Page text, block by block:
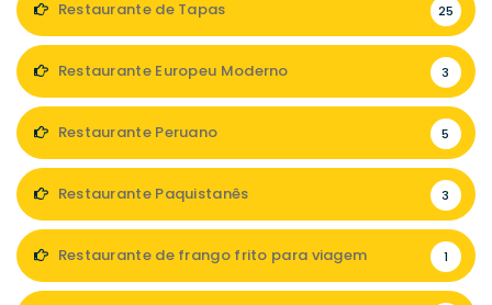
Restaurante de Tapas 25
Restaurante Europeu Moderno 3
Restaurante Peruano 5
Restaurante Paquistanês 3
Restaurante de frango frito para viagem 1